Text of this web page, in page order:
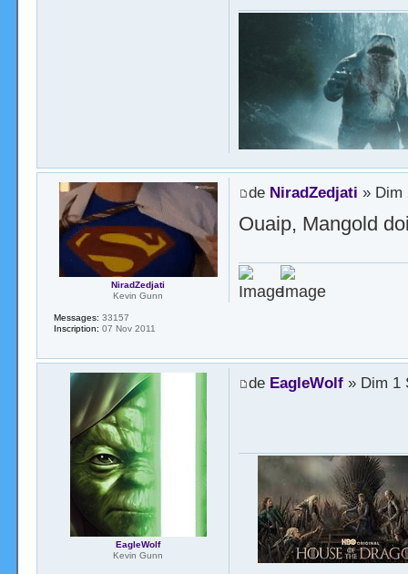
de NiradZedjati » Dim
Ouaip, Mangold
NiradZedjati
Kevin Gunn
Messages: 33157
Inscription: 07 Nov 2011
de EagleWolf» Dim 1
EagleWolf
Kevin Gunn